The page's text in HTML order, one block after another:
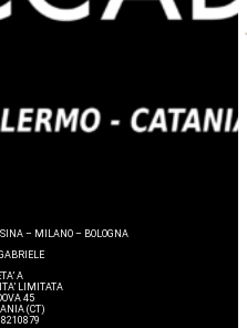
– MILANO – BOLOGNA
A
LIMITATA
45
(CT)